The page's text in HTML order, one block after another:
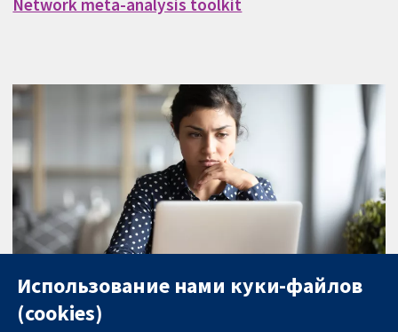
Network meta-analysis toolkit
Training webinars
Использование нами куки-файлов
(cookies)